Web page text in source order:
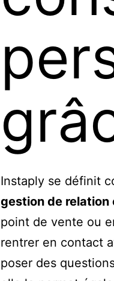
Instaply se définit
gestion de
point de vente ou
rentrer en contact
poser des